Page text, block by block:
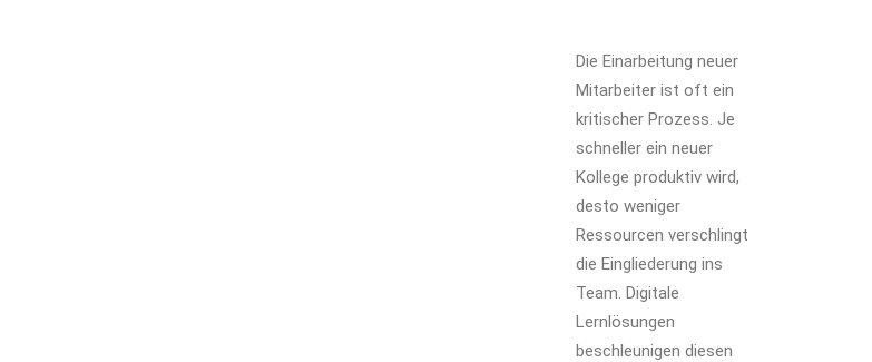
Die Einarbeitung neuer
Mitarbeiter ist oft ein
kritischer Prozess. Je
schneller ein neuer
Kollege produktiv wird,
desto weniger
Ressourcen verschlingt
die Eingliederung ins
Team. Digitale
Lernlösungen
beschleunigen diesen